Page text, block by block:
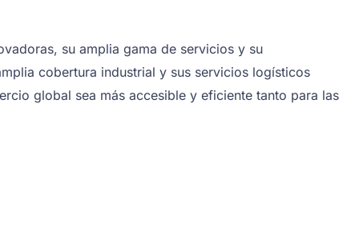
su amplia gama de servicios y su
cobertura industrial y sus servicios logísticos
global sea más accesible y eficiente tanto para las